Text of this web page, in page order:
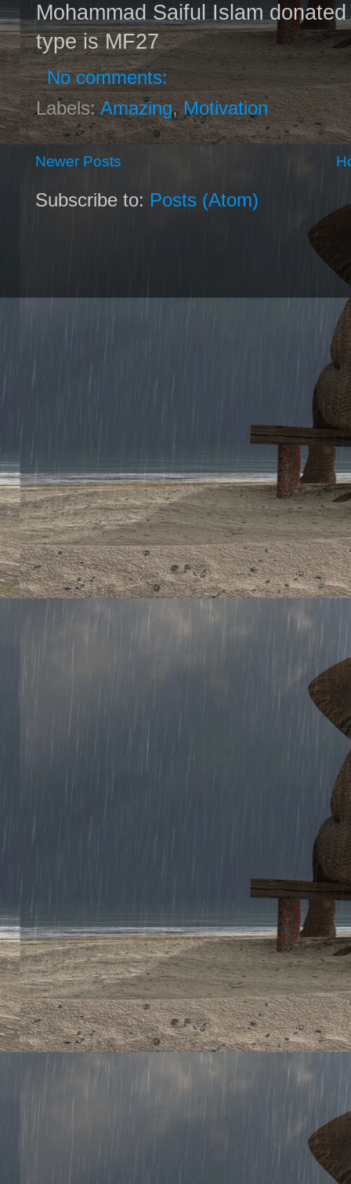
Mohammad Saiful Islam
type is MF27
No comments:
Labels:Amazing,Motivation
Newer Posts
Subscribe to: Posts (Atom)